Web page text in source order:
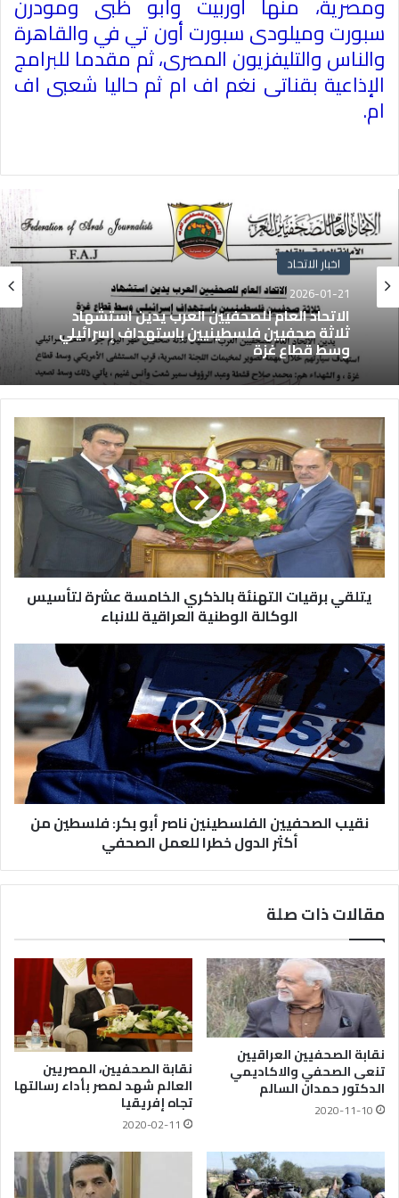
سبورت وميلودى سبورت أون تي في والقاهرة
والناس والتليفزيون المصرى، ثم مقدما للبرامج
الإذاعية بقناتى نغم اف ام ثم حاليا شعبى اف
ام.
اخبار الاتحاد
2026-01-21
الاتحاد العام للصحفيين العرب يدين استشهاد
ثلاثة صحفيين فلسطينيين باستهداف إسرائيلي
وسط قطاع غزة
يتلقي برقيات التهنئة بالذكري الخامسة عشرة لتأسيس
الوكالة الوطنية العراقية للانباء
نقيب الصحفيين الفلسطينين ناصر أبو بكر: فلسطين من
أكثر الدول خطرا للعمل الصحفي
مقالات ذات صلة
نقابة الصحفيين العراقيين
تنعى الصحفي والاكاديمي
الدكتور حمدان السالم
2020-11-10
نقابة الصحفيين، المصريين
العالم شهد لمصر بأداء رسالتها
تجاه إفريقيا
2020-02-11